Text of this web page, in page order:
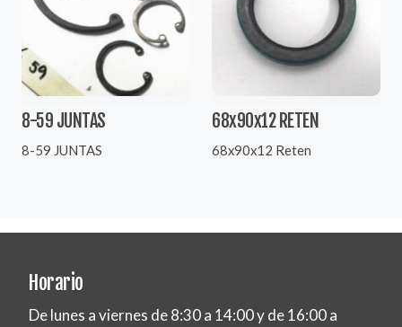
8-59 JUNTAS
8-59 JUNTAS
68x90x12 RETEN
68x90x12 Reten
Horario
De lunes a viernes de 8:30 a 14:00 y de 16:00 a